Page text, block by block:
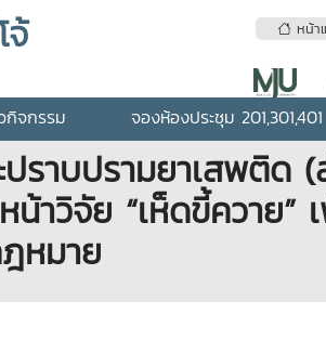
หน้า
จ้
กิจกรรม จองห้องประชุม 201,301,401
ราบปรามยาเสพติด
วิจัย “เห็ดขี้ควาย”
หมาย